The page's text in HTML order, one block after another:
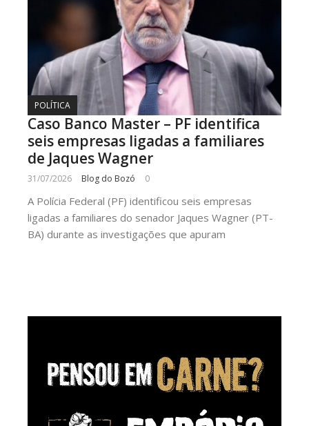
POLÍTICA
Caso Banco Master – PF identifica
seis empresas ligadas a familiares
de Jaques Wagner
31/07/2026 Blog do Bozó 0
A Polícia Federal (PF) identificou seis empresas
ligadas a familiares do senador Jaques Wagner (PT-
BA) durante as investigações que apuram